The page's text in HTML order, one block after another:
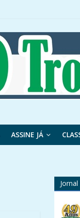
ASSINE JÁ